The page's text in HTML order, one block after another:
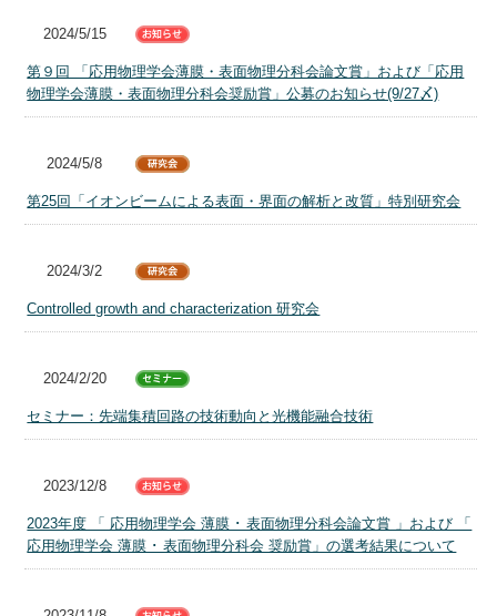
2024/5/15
第９回 「応用物理学会薄膜・表面物理分科会論文賞」および「応用
物理学会薄膜・表面物理分科会奨励賞」公募のお知らせ(9/27〆)
2024/5/8
第25回「イオンビームによる表面・界面の解析と改質」特別研究会
2024/3/2
Controlled growth and characterization 研究会
2024/2/20
セミナー：先端集積回路の技術動向と光機能融合技術
2023/12/8
2023年度 「 応用物理学会 薄膜 ･ 表面物理分科会論文賞 」および 「
応用物理学会 薄膜 ･ 表面物理分科会 奨励賞」の選考結果について